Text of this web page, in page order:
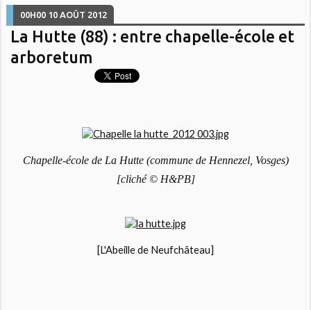
00H00 10 AOÛT 2012
La Hutte (88) : entre chapelle-école et
arboretum
Chapelle-école de La Hutte (commune de Hennezel, Vosges)
[cliché © H&PB]
[L'Abeille de Neufchâteau]